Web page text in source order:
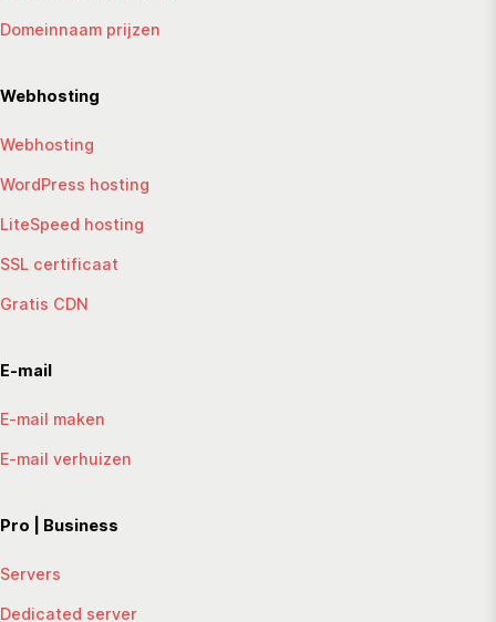
Domeinnaam prijzen
Webhosting
Webhosting
WordPress hosting
LiteSpeed hosting
SSL certificaat
Gratis CDN
E-mail
E-mail maken
E-mail verhuizen
Pro | Business
Servers
Dedicated server